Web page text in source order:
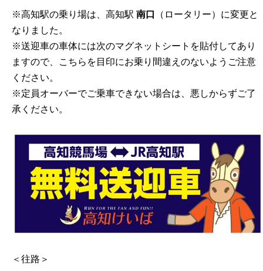
※高知駅の乗り場は、高知駅 南口
（ロータリー）に変更と
なりました。
※送迎車の車体には次のマグネットシートを貼付してあり
ますので、こちらを目印にお乗り間違えのないようご注意
ください。
※定員オーバーでご乗車できない場合は、悪しからずご了
承ください。
＜往路＞